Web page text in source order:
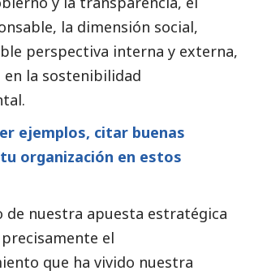
la dimensión social,
perspectiva interna y externa,
la sostenibilidad
ejemplos, citar buenas
organización en estos
de nuestra apuesta estratégica
precisamente el
que ha vivido nuestra